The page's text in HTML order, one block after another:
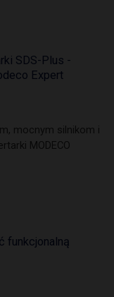
SDS-Plus -
Expert
mocnym silnikom i
MODECO
funkcjonalną